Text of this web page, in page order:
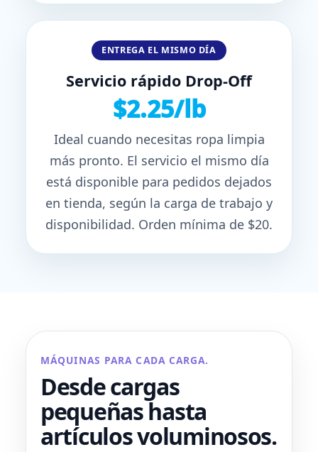
ENTREGA EL MISMO DÍA
Servicio rápido Drop-Off
$2.25/lb
Ideal cuando necesitas ropa limpia
más pronto. El servicio el mismo día
está disponible para pedidos dejados
en tienda, según la carga de trabajo y
disponibilidad. Orden mínima de $20.
MÁQUINAS PARA CADA CARGA.
Desde cargas
pequeñas hasta
artículos voluminosos.